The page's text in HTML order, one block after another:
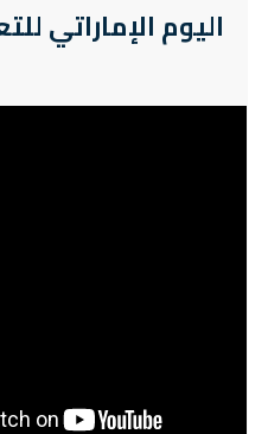
اليوم الإماراتي